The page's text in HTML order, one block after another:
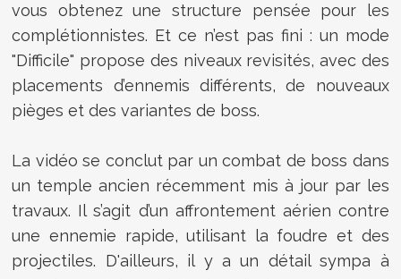
vous obtenez une structure pensée pour les
complétionnistes. Et ce n’est pas fini : un mode
"Difficile" propose des niveaux revisités, avec des
placements d’ennemis différents, de nouveaux
pièges et des variantes de boss.
La vidéo se conclut par un combat de boss dans
un temple ancien récemment mis à jour par les
travaux. Il s’agit d’un affrontement aérien contre
une ennemie rapide, utilisant la foudre et des
projectiles. D'ailleurs, il y a un détail sympa à